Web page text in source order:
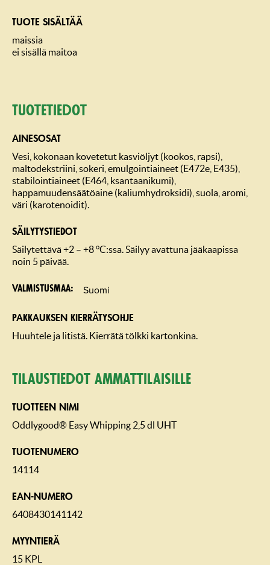
TUOTE SISÄLTÄÄ
maissia
ei sisällä maitoa
Tuotetiedot
AINESOSAT
Vesi, kokonaan kovetetut kasviöljyt (kookos, rapsi),
maltodekstriini, sokeri, emulgointiaineet (E472e, E435),
stabilointiaineet (E464, ksantaanikumi),
happamuudensäätöaine (kaliumhydroksidi), suola, aromi,
väri (karotenoidit).
SÄILYTYSTIEDOT
Säilytettävä +2 – +8 °C:ssa. Säilyy avattuna jääkaapissa
noin 5 päivää.
Valmistusmaa Suomi
PAKKAUKSEN KIERRÄTYSOHJE
Huuhtele ja litistä. Kierrätä tölkki kartonkina.
Tilaustiedot ammattilaisille
TUOTTEEN NIMI
Oddlygood® Easy Whipping 2,5 dl UHT
TUOTENUMERO
14114
EAN-NUMERO
6408430141142
MYYNTIERÄ
15 KPL